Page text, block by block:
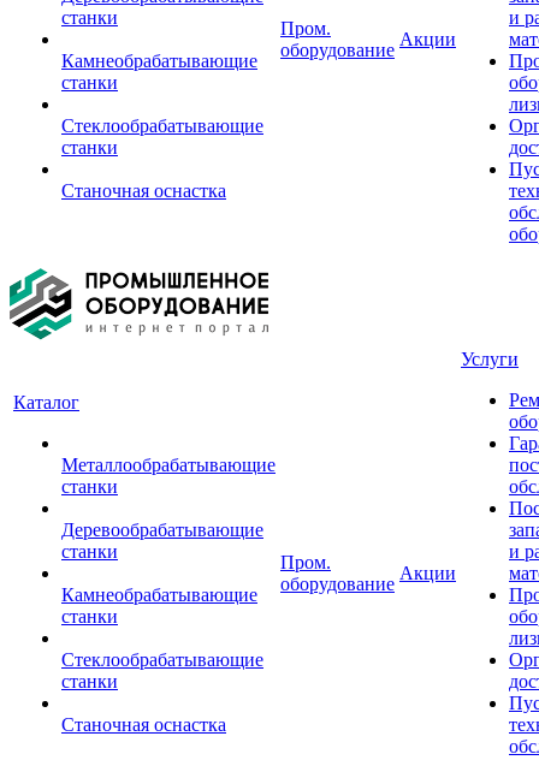
станки
Камнеобрабатывающие
станки
Стеклообрабатывающие
станки
Станочная оснастка
Пром.
оборудование
Акции
и
Каталог
Металлообрабатывающие
станки
Деревообрабатывающие
станки
Камнеобрабатывающие
станки
Стеклообрабатывающие
станки
Станочная оснастка
Пром.
оборудование
Акции
Услуги
и